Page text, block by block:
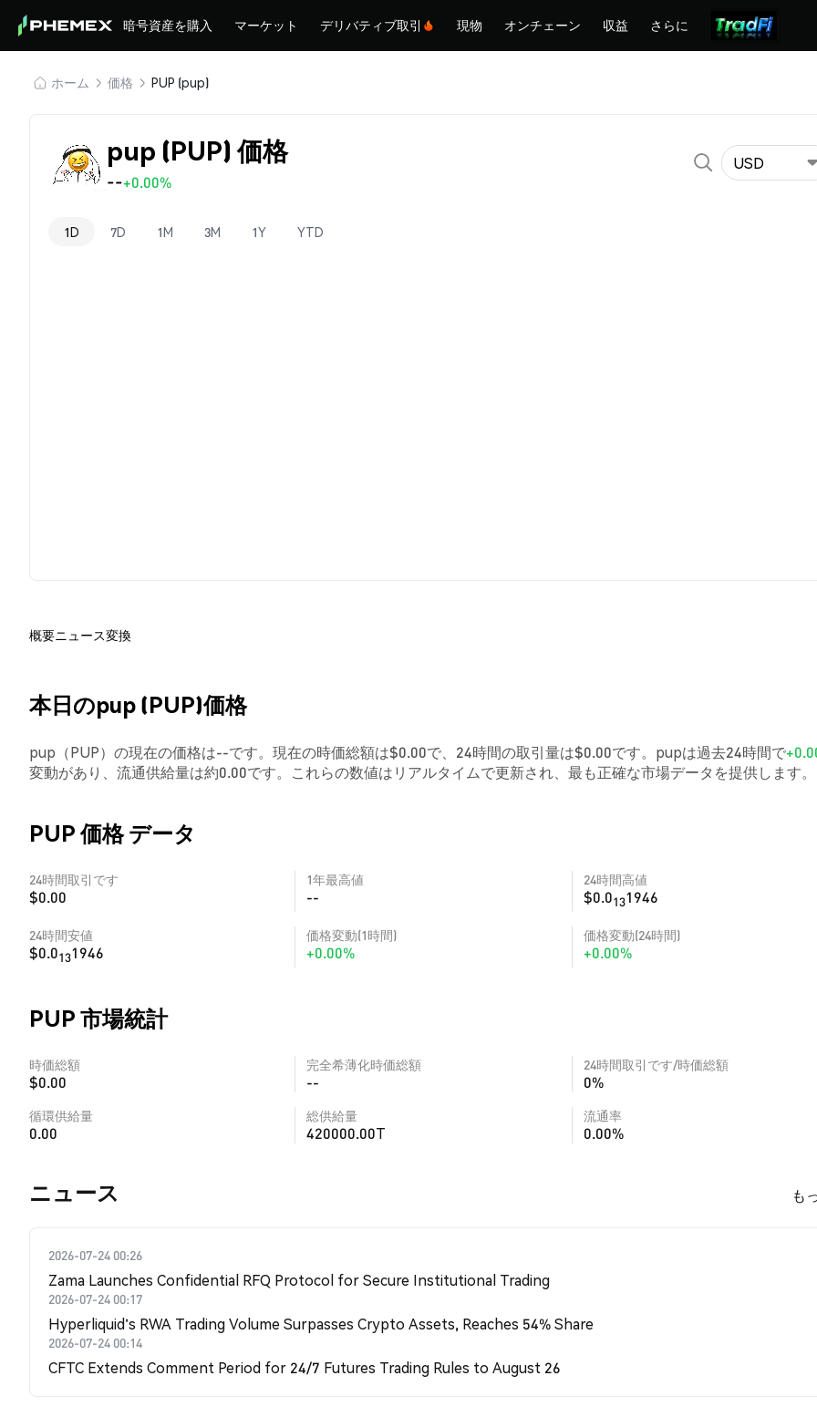
暗号資産を購入 マーケット デリバティブ取引 現物 オンチェーン 収益 さらに
ホーム 価格 PUP (pup)
pup (PUP) 価格
--+0.00%
USD
1D 7D 1M 3M 1Y YTD
概要ニュース変換
本日のpup (PUP)価格
pup（PUP）の現在の価格は--です。現在の時価総額は$0.00で、24時間の取引量は$0.00です。pupは過去24時間で
変動があり、流通供給量は約0.00です。これらの数値はリアルタイムで更新され、最も正確な市場データを提供します。
PUP 価格 データ
24時間取引です
$0.00
1年最高値
--
24時間高値
$0.0131946
24時間安値
$0.0131946
価格変動(1時間)
+0.00%
価格変動(24時間)
+0.00%
PUP 市場統計
時価総額
$0.00
完全希薄化時価総額
--
24時間取引です/時価総額
0%
循環供給量
0.00
総供給量
420000.00T
流通率
0.00%
​​ニュース​​ も
2026-07-24 00:26
Zama Launches Confidential RFQ Protocol for Secure Institutional Trading
2026-07-24 00:17
Hyperliquid's RWA Trading Volume Surpasses Crypto Assets, Reaches 54% Share
2026-07-24 00:14
CFTC Extends Comment Period for 24/7 Futures Trading Rules to August 26